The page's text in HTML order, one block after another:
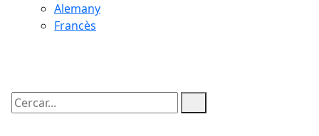
Alemany
Francès
Cercar: